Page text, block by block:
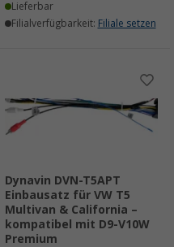
Lieferbar
Filialverfügbarkeit: Filiale setzen
Dynavin DVN-T5APT
Einbausatz für VW T5
Multivan & California –
kompatibel mit D9-V10W
Premium